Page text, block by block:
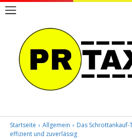
Startseite Allgemein
Das
effizient und zuverlässig